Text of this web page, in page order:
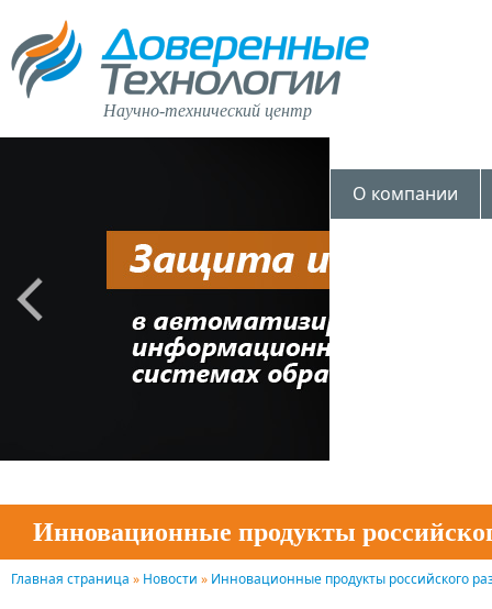
Научно-технический центр
О компании
Инновационные продукты
Главная страница » Новости » Инновационные продукты российского